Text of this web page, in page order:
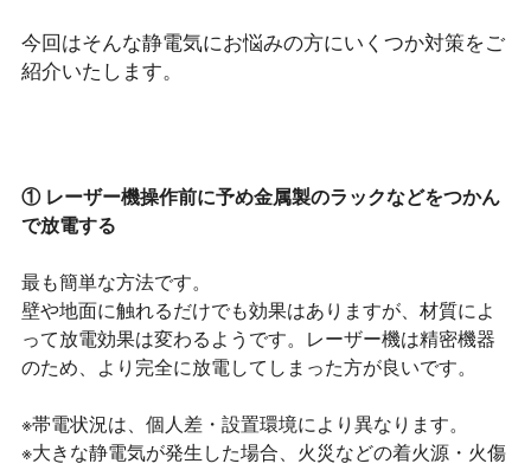
今回はそんな静電気にお悩みの方にいくつか対策をご
紹介いたします。
① レーザー機操作前に予め金属製のラックなどをつかん
で放電する
最も簡単な方法です。
壁や地面に触れるだけでも効果はありますが、材質によ
って放電効果は変わるようです。レーザー機は精密機器
のため、より完全に放電してしまった方が良いです。
※帯電状況は、個人差・設置環境により異なります。
※大きな静電気が発生した場合、火災などの着火源・火傷